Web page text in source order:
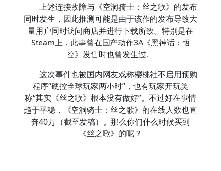
上述连接故障与《空洞骑士：丝之歌》的发布
同时发生，因此推测可能是由于该作的发布导致大
量用户同时访问商店并进行下载所致。特别是在
Steam上，此事曾在国产动作3A《黑神话：悟
空》发售时也曾发生过。
这次事件也被国内网友戏称樱桃社不启用预购
程序“硬控全球玩家两小时”，也有玩家开玩笑
称“其实《丝之歌》根本没有做好”。不过好在事情
趋于平稳，《空洞骑士：丝之歌》的在线人数也直
奔40万（截至发稿）。那么你们什么时候买到
《丝之歌》的呢？